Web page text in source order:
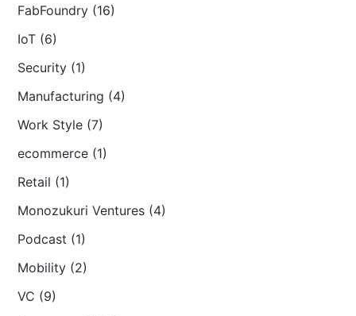
FabFoundry (16)
IoT (6)
Security (1)
Manufacturing (4)
Work Style (7)
ecommerce (1)
Retail (1)
Monozukuri Ventures (4)
Podcast (1)
Mobility (2)
VC (9)